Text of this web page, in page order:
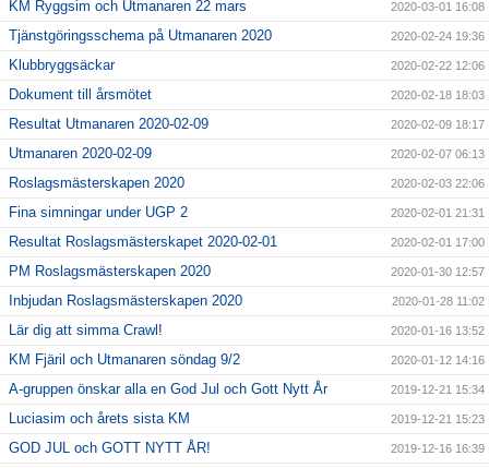
KM Ryggsim och Utmanaren 22 mars 2020-03-01 16:08
Tjänstgöringsschema på Utmanaren 2020 2020-02-24 19:36
Klubbryggsäckar 2020-02-22 12:06
Dokument till årsmötet 2020-02-18 18:03
Resultat Utmanaren 2020-02-09 2020-02-09 18:17
Utmanaren 2020-02-09 2020-02-07 06:13
Roslagsmästerskapen 2020 2020-02-03 22:06
Fina simningar under UGP 2 2020-02-01 21:31
Resultat Roslagsmästerskapet 2020-02-01 2020-02-01 17:00
PM Roslagsmästerskapen 2020 2020-01-30 12:57
Inbjudan Roslagsmästerskapen 2020 2020-01-28 11:02
Lär dig att simma Crawl! 2020-01-16 13:52
KM Fjäril och Utmanaren söndag 9/2 2020-01-12 14:16
A-gruppen önskar alla en God Jul och Gott Nytt År 2019-12-21 15:34
Luciasim och årets sista KM 2019-12-21 15:23
GOD JUL och GOTT NYTT ÅR! 2019-12-16 16:39